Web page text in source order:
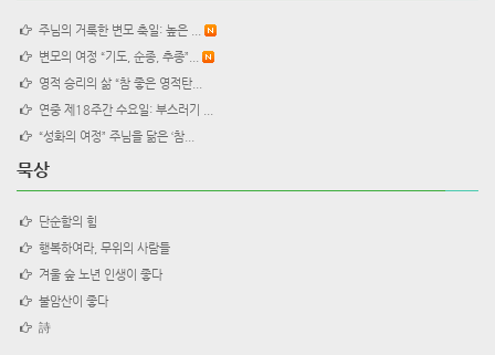
주님의 거룩한 변모 축일: 높은 ...
변모의 여정 “기도, 순종, 추종”...
영적 승리의 삶 “참 좋은 영적탄...
연중 제18주간 수요일: 부스러기 ...
“성화의 여정” 주님을 닮은 ‘참...
묵상
단순함의 힘
행복하여라, 무위의 사람들
겨울 숲 노년 인생이 좋다
불암산이 좋다
詩